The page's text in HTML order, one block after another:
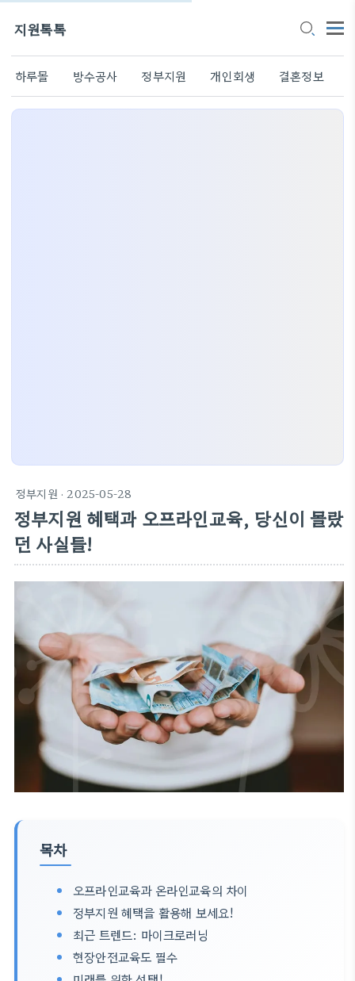
지원톡톡
하루몰 방수공사 정부지원 개인회생 결혼정보
정부지원 · 2025-05-28
정부지원 혜택과 오프라인교육, 당신이 몰랐
던 사실들!
목차
오프라인교육과 온라인교육의 차이
정부지원 혜택을 활용해 보세요!
최근 트렌드: 마이크로러닝
현장안전교육도 필수